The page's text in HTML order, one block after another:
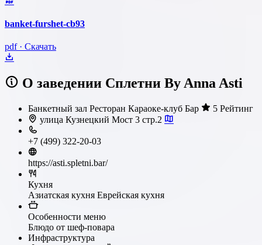
banket-furshet-cb93
pdf · Скачать
О заведении Сплетни By Anna Asti
Банкетный зал Ресторан Караоке-клуб Бар
5 Рейтинг
улица Кузнецкий Мост 3 стр.2
+7 (499) 322-20-03
https://asti.spletni.bar/
Кухня
Азиатская кухня Еврейская кухня
Особенности меню
Блюдо от шеф-повара
Инфраструктура